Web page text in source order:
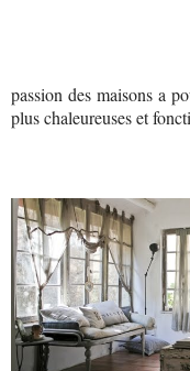
passion des maisons a
plus chaleureuses et